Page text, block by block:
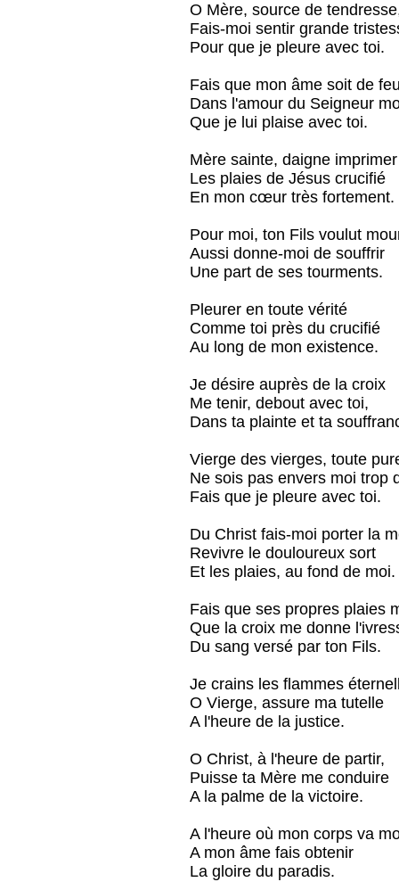
O Mère, source de
Fais-moi sentir grande
Pour que je pleure avec toi.
Fais que mon âme soit de
Dans l'amour du Seigneur
Que je lui plaise avec toi.
Mère sainte, daigne imprimer
Les plaies de Jésus crucifié
En mon cœur très fortement.
Pour moi, ton Fils voulut
Aussi donne-moi de souffrir
Une part de ses tourments.
Pleurer en toute vérité
Comme toi près du crucifié
Au long de mon existence.
Je désire auprès de la croix
Me tenir, debout avec toi,
Dans ta plainte et ta
Vierge des vierges, toute
Ne sois pas envers moi trop
Fais que je pleure avec toi.
Du Christ fais-moi porter la
Revivre le douloureux sort
Et les plaies, au fond de moi.
Fais que ses propres plaies
Que la croix me donne
Du sang versé par ton Fils.
Je crains les flammes
O Vierge, assure ma tutelle
A l'heure de la justice.
O Christ, à l'heure de partir,
Puisse ta Mère me conduire
A la palme de la victoire.
A l'heure où mon corps va
A mon âme fais obtenir
La gloire du paradis.